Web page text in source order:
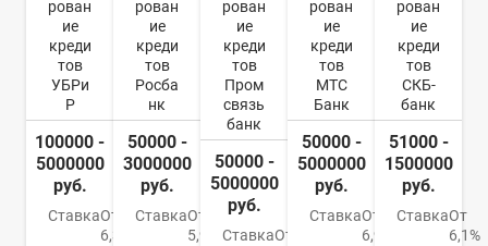
рован
ие
креди
тов
УБРи
Р
100000 -
5000000
руб.
СтавкаОт
6,3%
рован
ие
креди
тов
Росба
нк
50000 -
3000000
руб.
СтавкаОт
5,9%
рован
ие
креди
тов
Пром
связь
банк
50000 -
5000000
руб.
СтавкаОт
рован
ие
креди
тов
МТС
Банк
50000 -
5000000
руб.
СтавкаОт
6,9%
рован
ие
креди
тов
СКБ-
банк
51000 -
1500000
руб.
СтавкаОт
6,1%